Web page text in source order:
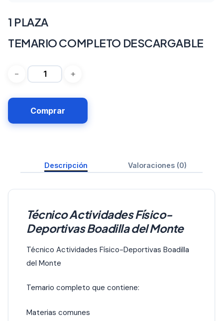
1 PLAZA
TEMARIO COMPLETO DESCARGABLE
Comprar
Descripción Valoraciones (0)
Técnico Actividades Físico-
Deportivas Boadilla del Monte
Técnico Actividades Físico-Deportivas Boadilla
del Monte
Temario completo que contiene:
Materias comunes